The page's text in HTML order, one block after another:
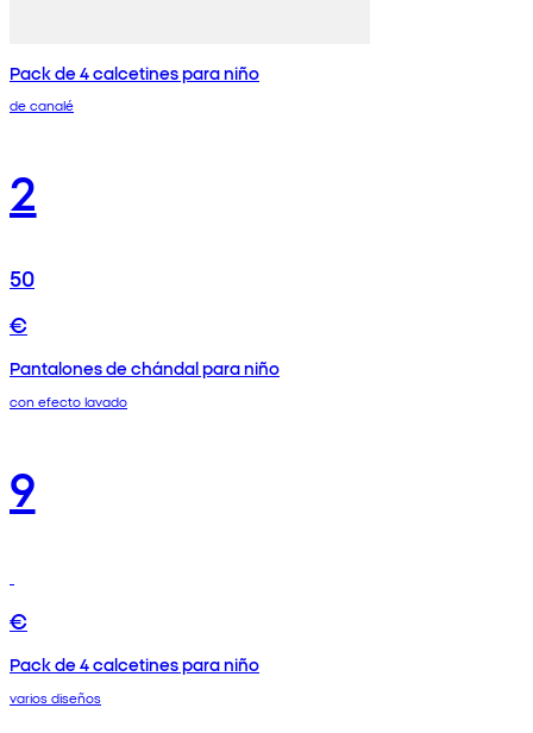
Pack de 4 calcetines para niño
de canalé
2
50
€
Pantalones de chándal para niño
con efecto lavado
9
€
Pack de 4 calcetines para niño
varios diseños